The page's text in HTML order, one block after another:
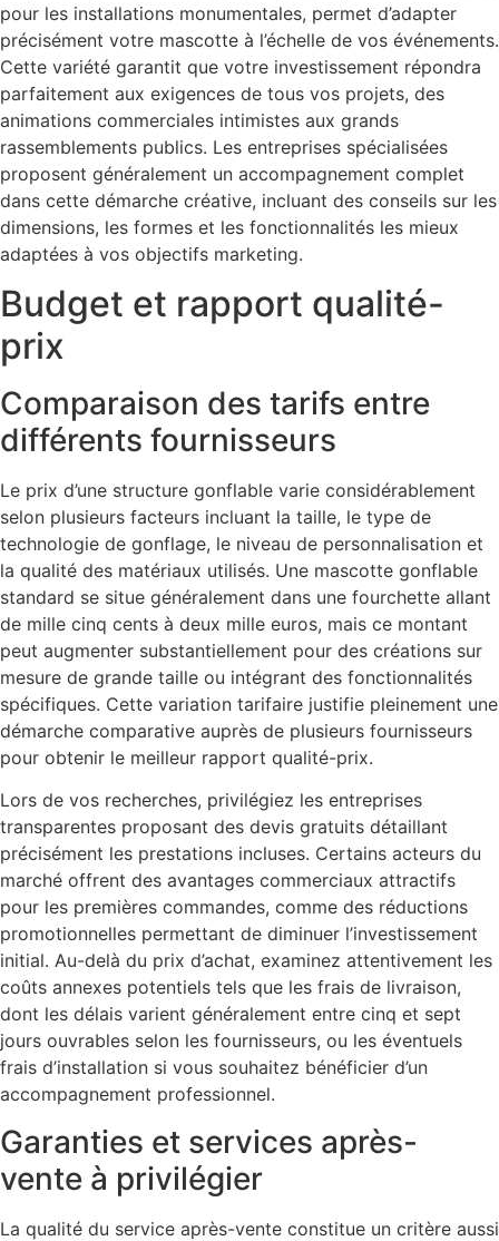
pour les installations monumentales, permet d’adapter
précisément votre mascotte à l’échelle de vos événements.
Cette variété garantit que votre investissement répondra
parfaitement aux exigences de tous vos projets, des
animations commerciales intimistes aux grands
rassemblements publics. Les entreprises spécialisées
proposent généralement un accompagnement complet
dans cette démarche créative, incluant des conseils sur les
dimensions, les formes et les fonctionnalités les mieux
adaptées à vos objectifs marketing.
Budget et rapport qualité-
prix
Comparaison des tarifs entre
différents fournisseurs
Le prix d’une structure gonflable varie considérablement
selon plusieurs facteurs incluant la taille, le type de
technologie de gonflage, le niveau de personnalisation et
la qualité des matériaux utilisés. Une mascotte gonflable
standard se situe généralement dans une fourchette allant
de mille cinq cents à deux mille euros, mais ce montant
peut augmenter substantiellement pour des créations sur
mesure de grande taille ou intégrant des fonctionnalités
spécifiques. Cette variation tarifaire justifie pleinement une
démarche comparative auprès de plusieurs fournisseurs
pour obtenir le meilleur rapport qualité-prix.
Lors de vos recherches, privilégiez les entreprises
transparentes proposant des devis gratuits détaillant
précisément les prestations incluses. Certains acteurs du
marché offrent des avantages commerciaux attractifs
pour les premières commandes, comme des réductions
promotionnelles permettant de diminuer l’investissement
initial. Au-delà du prix d’achat, examinez attentivement les
coûts annexes potentiels tels que les frais de livraison,
dont les délais varient généralement entre cinq et sept
jours ouvrables selon les fournisseurs, ou les éventuels
frais d’installation si vous souhaitez bénéficier d’un
accompagnement professionnel.
Garanties et services après-
vente à privilégier
La qualité du service après-vente constitue un critère aussi